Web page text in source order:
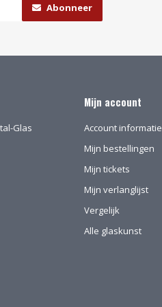
Abonneer
Glas
Mijn account
Account informatie
Mijn bestellingen
Mijn tickets
Mijn verlanglijst
Vergelijk
Alle glaskunst